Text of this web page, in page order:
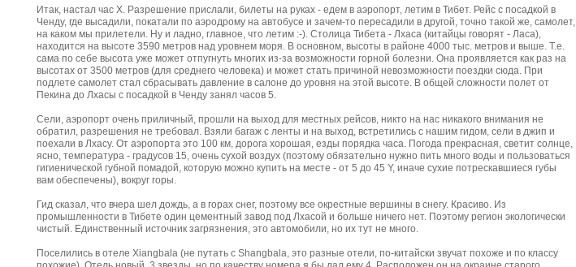
Итак, настал час Х. Разрешение прислали, билеты на руках - едем в аэропорт, летим в Тибет. Рейс с посадкой в
Ченду, где высадили, покатали по аэродрому на автобусе и зачем-то пересадили в другой, точно такой же, самолет,
на каком мы прилетели. Ну и ладно, главное, что летим :-). Столица Тибета - Лхаса (китайцы говорят - Ласа),
находится на высоте 3590 метров над уровнем моря. В основном, высоты в районе 4000 тыс. метров и выше. Т.е.
сама по себе высота уже может отпугнуть многих из-за возможности горной болезни. Она проявляется как раз на
высотах от 3500 метров (для среднего человека) и может стать причиной невозможности поездки сюда. При
подлете самолет стал сбрасывать давление в салоне до уровня на этой высоте. В общей сложности полет от
Пекина до Лхасы с посадкой в Ченду занял часов 5.
Сели, аэропорт очень приличный, прошли на выход для местных рейсов, никто на нас никакого внимания не
обратил, разрешения не требовал. Взяли багаж с ленты и на выход, встретились с нашим гидом, сели в джип и
поехали в Лхасу. От аэропорта это 100 км, дорога хорошая, езды порядка часа. Погода прекрасная, светит солнце,
ясно, температура - градусов 15, очень сухой воздух (поэтому обязательно нужно пить много воды и пользоваться
гигиенической губной помадой, которую можно купить на месте - от 5 до 45 Y, иначе сухие потрескавшиеся губы
вам обеспечены), вокруг горы.
Гид сказал, что вчера шел дождь, а в горах снег, поэтому все окрестные вершины в снегу. Красиво. Из
промышленности в Тибете один цементный завод под Лхасой и больше ничего нет. Поэтому регион экологически
чистый. Единственный источник загрязнения, это автомобили, но их тут не много.
Поселились в отеле Xiangbala (не путать с Shangbala, это разные отели, по-китайски звучат похоже и по классу